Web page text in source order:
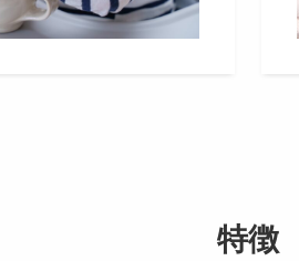
特徴